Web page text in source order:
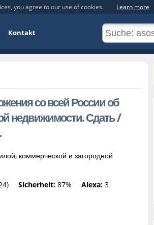
you agree to our use of cookies. Learn more
Kontakt
со всей России об
недвижимости. Сдать /
коммерческой и загородной
Sicherheit: 87% Alexa: 3